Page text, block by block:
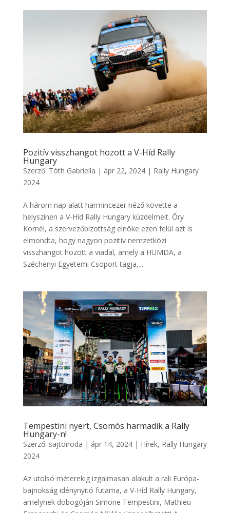
Pozitív visszhangot hozott a V-Híd Rally
Hungary
Szerző: Tóth Gabriella | ápr 22, 2024| Rally Hungary
2024
A három nap alatt harmincezer néző követte a
helyszínen a V-Híd Rally Hungary küzdelmeit. Őry
Kornél, a szervezőbizottság elnöke ezen felül azt is
elmondta, hogy nagyon pozitív nemzetközi
visszhangot hozott a viadal, amely a HUMDA, a
Széchenyi Egyetemi Csoport tagja,...
Tempestini nyert, Csomós harmadik a Rally
Hungary-n!
Szerző: sajtoiroda | ápr 14, 2024| Hírek, Rally Hungary
2024
Az utolsó méterekig izgalmasan alakult a rali Európa-
bajnokság idénynyitó futama, a V-Híd Rally Hungary,
amelynek dobogóján Simone Tempestini, Mathieu